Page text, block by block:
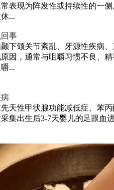
表现为阵发性或持续性的一
...
事
下颌关节紊乱、牙源性疾病
因，通常与咀嚼习惯不良、
...
天性甲状腺功能减低症、苯
集出生后3-7天婴儿的足跟血